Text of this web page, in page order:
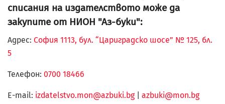
списания на издателството може да
закупите от НИОН "Аз-буки":
Адрес: София 1113, бул. “Цариградско шосе” № 125, бл.
5
Телефон: 0700 18466
Е-mail: izdatelstvo.mon@azbuki.bg| azbuki@mon.bg